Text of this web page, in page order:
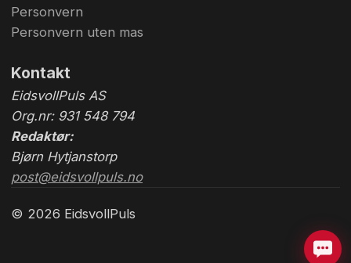
Personvern
Personvern uten mas
Kontakt
EidsvollPuls AS
Org.nr: 931 548 794
Redaktør:
Bjørn Hytjanstorp
post@eidsvollpuls.no
© 2026 EidsvollPuls